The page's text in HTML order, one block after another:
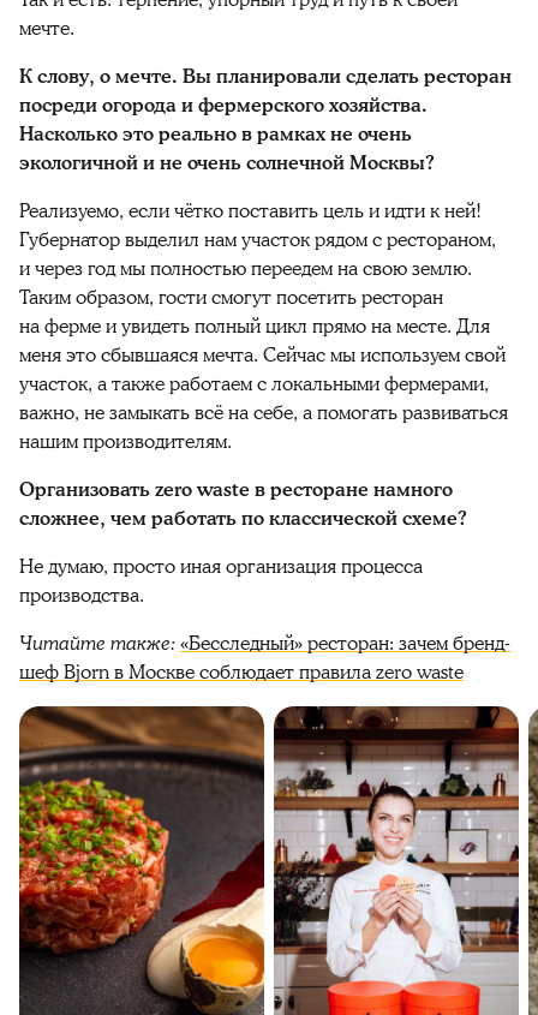
мечте.
К слову, о мечте. Вы планировали сделать ресторан
посреди огорода и фермерского хозяйства.
Насколько это реально в рамках не очень
экологичной и не очень солнечной Москвы?
Реализуемо, если чётко поставить цель и идти к ней!
Губернатор выделил нам участок рядом с рестораном,
и через год мы полностью переедем на свою землю.
Таким образом, гости смогут посетить ресторан
на ферме и увидеть полный цикл прямо на месте. Для
меня это сбывшаяся мечта. Сейчас мы используем свой
участок, а также работаем с локальными фермерами,
важно, не замыкать всё на себе, а помогать развиваться
нашим производителям.
Организовать zero waste в ресторане намного
сложнее, чем работать по классической схеме?
Не думаю, просто иная организация процесса
производства.
Читайте также:«Бесследный» ресторан: зачем бренд-
шеф Bjorn в Москве соблюдает правила zero waste